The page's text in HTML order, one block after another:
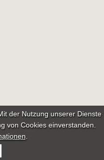
der Nutzung unserer Dienste
von Cookies einverstanden.
.